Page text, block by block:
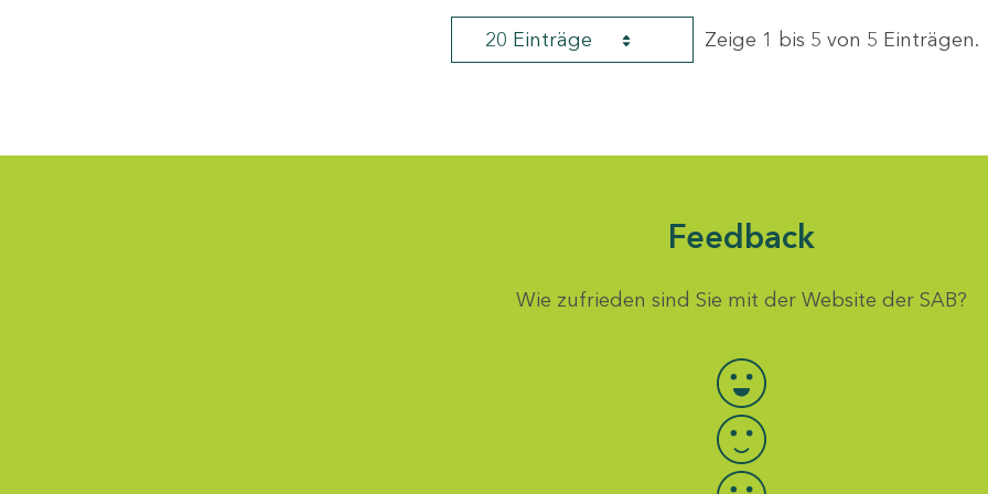
20 Einträge Zeige 1 bis 5 von 5 Einträgen.
Feedback
Wie zufrieden sind Sie mit der Website der SAB?
Bewertung auswählen